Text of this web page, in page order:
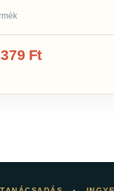
379 Ft